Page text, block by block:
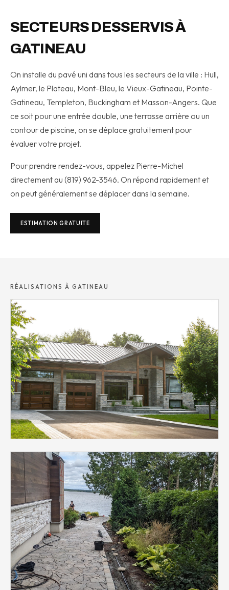
SECTEURS DESSERVIS À
GATINEAU
On installe du pavé uni dans tous les secteurs de la ville : Hull,
Aylmer, le Plateau, Mont-Bleu, le Vieux-Gatineau, Pointe-
Gatineau, Templeton, Buckingham et Masson-Angers. Que
ce soit pour une entrée double, une terrasse arrière ou un
contour de piscine, on se déplace gratuitement pour
évaluer votre projet.
Pour prendre rendez-vous, appelez Pierre-Michel
directement au (819) 962-3546. On répond rapidement et
on peut généralement se déplacer dans la semaine.
ESTIMATION GRATUITE
RÉALISATIONS À GATINEAU